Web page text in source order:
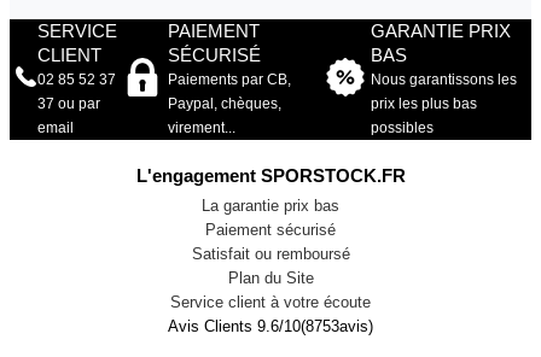
SERVICE
CLIENT
02 85 52 37
37 ou par
email
PAIEMENT
SÉCURISÉ
Paiements par CB,
Paypal, chèques,
virement...
GARANTIE PRIX
BAS
Nous garantissons les
prix les plus bas
possibles
L'engagement SPORSTOCK.FR
La garantie prix bas
Paiement sécurisé
Satisfait ou remboursé
Plan du Site
Service client à votre écoute
Avis Clients 9.6/10(8753avis)